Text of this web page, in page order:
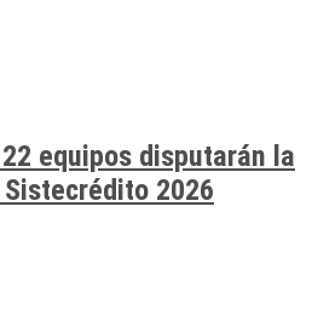
equipos disputarán la
2026